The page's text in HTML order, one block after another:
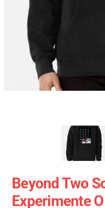
Beyond Two
Experimente